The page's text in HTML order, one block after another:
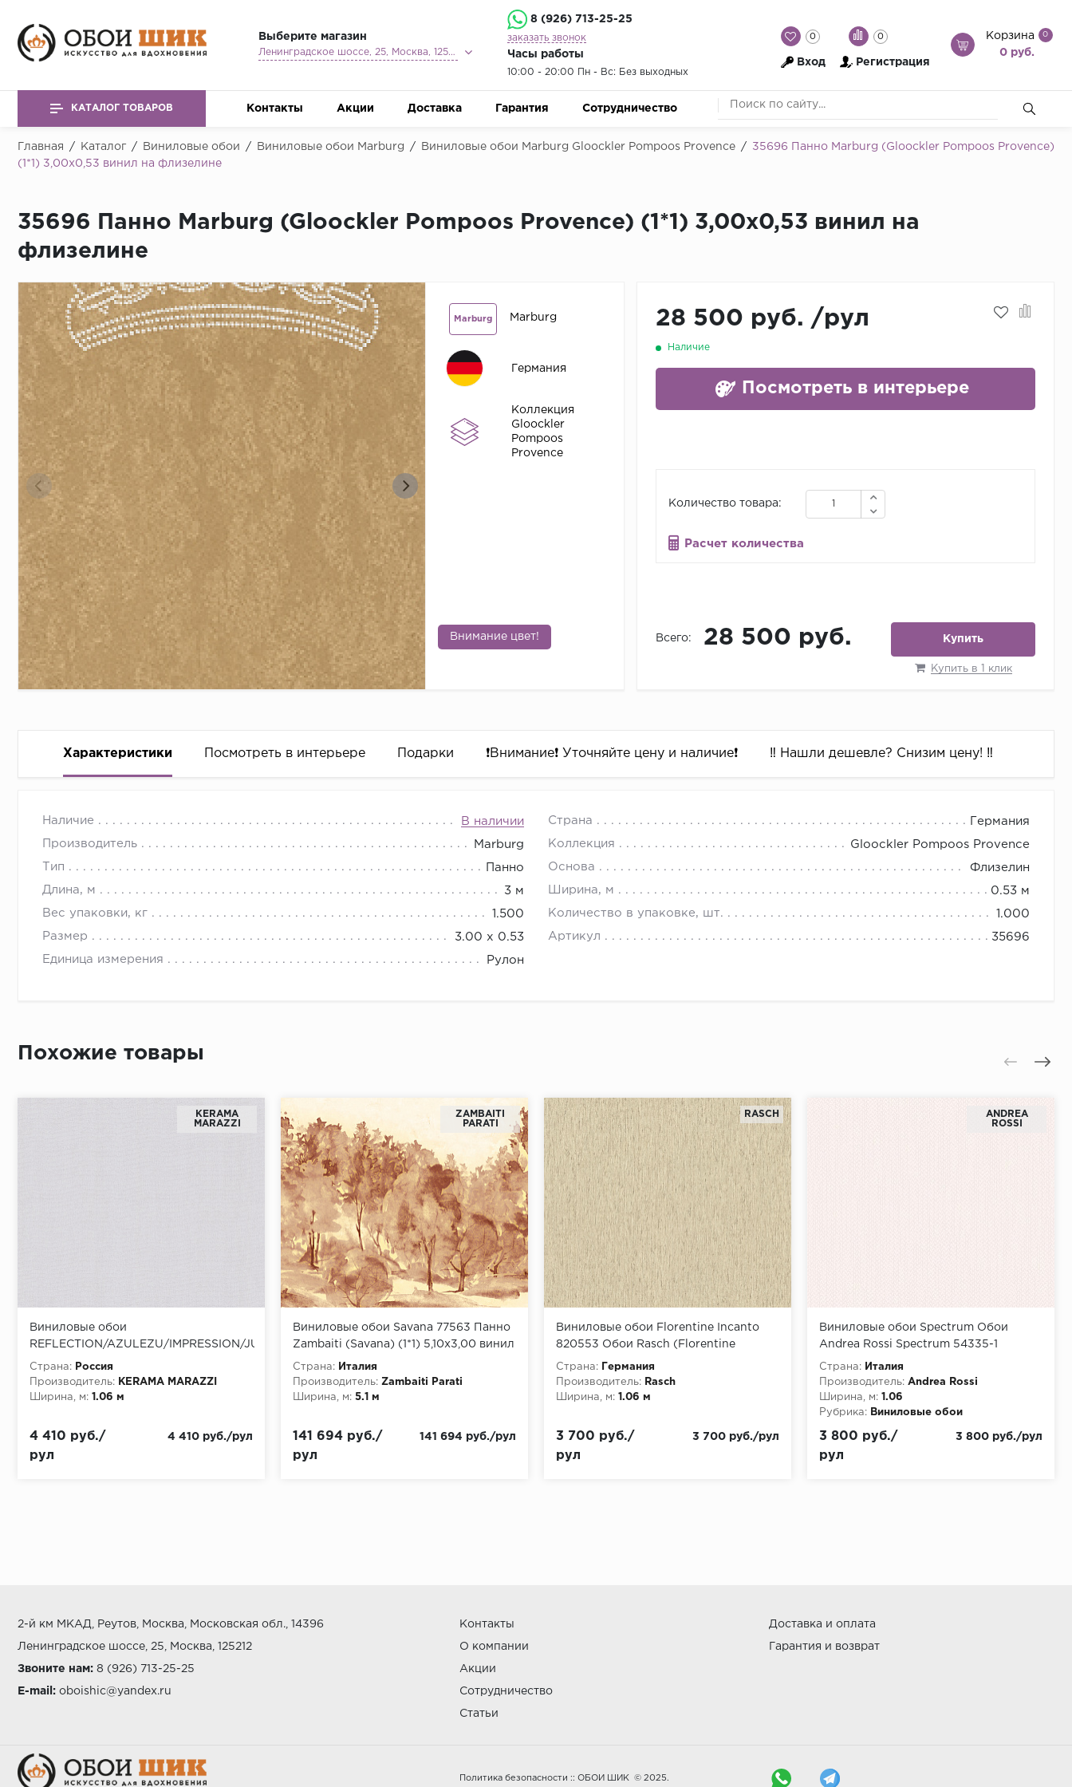
Выберите магазин
Ленинградское шоссе, 25, Москва, 125212
8 (926) 713-25-25
заказать звонок
Часы работы
10:00 - 20:00 Пн - Вс: Без выходных
0 0
Вход Регистрация
Корзина 0
0 руб.
КАТАЛОГ ТОВАРОВ Контакты Акции Доставка Гарантия Сотрудничество
Главная / Каталог / Виниловые обои / Виниловые обои Marburg / Виниловые обои Marburg Gloockler Pompoos Provence /
35696 Панно Marburg (Gloockler Pompoos Provence)
(1*1) 3,00x0,53 винил на флизелине
35696 Панно Marburg (Gloockler Pompoos Provence) (1*1) 3,00x0,53 винил на
флизелине
Marburg Marburg
Германия
Коллекция
Gloockler
Pompoos
Provence
Внимание цвет!
28 500 руб. /рул
Наличие
Посмотреть в интерьере
Количество товара:
Расчет количества
Всего: 28 500 руб. Купить
Купить в 1 клик
Характеристики Посмотреть в интерьере Подарки ❗️Внимание❗️ Уточняйте цену и наличие❗️ ‼️ Нашли дешевле? Снизим цену! ‼️
Наличие В наличии Страна Германия
Производитель Marburg Коллекция Gloockler Pompoos Provence
Тип Панно Основа Флизелин
Длина, м 3 м Ширина, м 0.53 м
Вес упаковки, кг 1.500 Количество в упаковке, шт. 1.000
Размер 3.00 х 0.53 Артикул 35696
Единица измерения Рулон
Похожие товары
KERAMA
MARAZZI
Виниловые обои
REFLECTION/AZULEZU/IMPRESSION/JUNGLE/EXOTIK/OASIS
KM7909 Обои Kerama Marazzi
(Reflection/Azulezu/Impression/Jungle/Exotik/Oasis)
(1*4) 10,05*1,06 винил на флизелине
Страна:
Россия
Производитель:
KERAMA MARAZZI
Ширина, м:
1.06 м
4 410 руб./
рул
4 410 руб./рул
ZAMBAITI
PARATI
Виниловые обои Savana 77563 Панно
Zambaiti (Savana) (1*1) 5,10х3,00 винил
на флизелине
Страна:
Италия
Производитель: Zambaiti Parati
Ширина, м: 5.1 м
141 694 руб./
рул
141 694 руб./рул
RASCH
Виниловые обои Florentine Incanto
820553 Обои Rasch (Florentine
Incanto) (1*6) 10,05x1,06 винил на
флизелине
Страна:
Германия
Производитель:
Rasch
Ширина, м:
1.06 м
3 700 руб./
рул
3 700 руб./рул
ANDREA
ROSSI
Виниловые обои Spectrum Обои
Andrea Rossi Spectrum 54335-1
Страна:
Италия
Производитель: Andrea Rossi
Ширина, м:
1.06
Рубрика:
Виниловые обои
3 800 руб./
рул
3 800 руб./рул
2-й км МКАД, Реутов, Москва, Московская обл., 14396
Ленинградское шоссе, 25, Москва, 125212
Звоните нам: 8 (926) 713-25-25
E-mail: oboishic@yandex.ru
Контакты
О компании
Акции
Сотрудничество
Статьи
Доставка и оплата
Гарантия и возврат
Политика безопасности :: ОБОИ ШИК © 2025.